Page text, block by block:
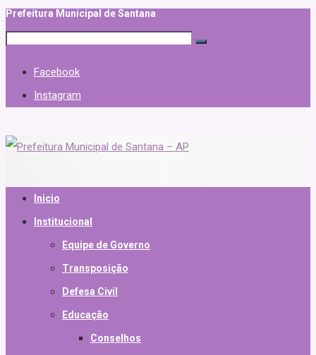
Prefeitura Municipal de Santana
Facebook
Instagram
Inicio
Institucional
Equipe de Governo
Transposição
Defesa Civil
Educação
Conselhos